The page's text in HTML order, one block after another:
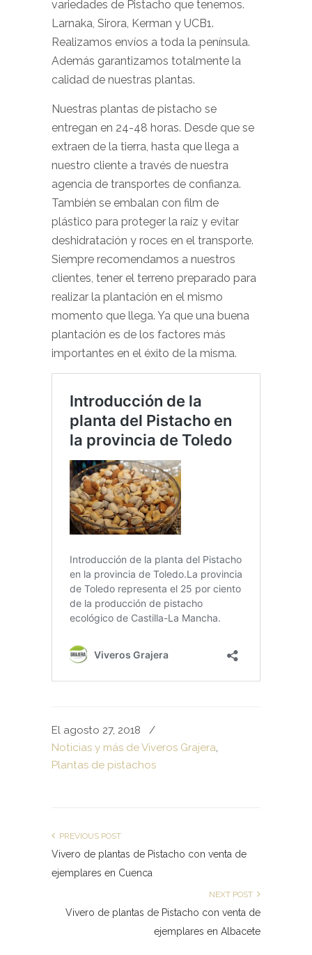
variedades de Pistacho que tenemos.
Larnaka, Sirora, Kerman y UCB1.
Realizamos envíos a toda la península.
Además garantizamos totalmente la
calidad de nuestras plantas.
Nuestras plantas de pistacho se
entregan en 24-48 horas. Desde que se
extraen de la tierra, hasta que llega a
nuestro cliente a través de nuestra
agencia de transportes de confianza.
También se embalan con film de
plástico para proteger la raíz y evitar
deshidratación y roces en el transporte.
Siempre recomendamos a nuestros
clientes, tener el terreno preparado para
realizar la plantación en el mismo
momento que llega. Ya que una buena
plantación es de los factores más
importantes en el éxito de la misma.
El agosto 27, 2018
/
Noticias y más de Viveros Grajera,
Plantas de pistachos
PREVIOUS POST
Vivero de plantas de Pistacho con venta de
ejemplares en Cuenca
NEXT POST
Vivero de plantas de Pistacho con venta de
ejemplares en Albacete